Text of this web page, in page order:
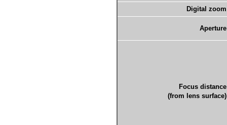
Digital zoom
Aperture
Focus distance
(from lens surface)